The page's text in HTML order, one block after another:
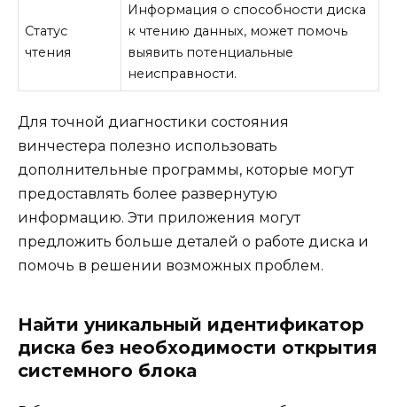
Статус
чтения
Информация о способности диска
к чтению данных, может помочь
выявить потенциальные
неисправности.
Для точной диагностики состояния
винчестера полезно использовать
дополнительные программы, которые могут
предоставлять более развернутую
информацию. Эти приложения могут
предложить больше деталей о работе диска и
помочь в решении возможных проблем.
Найти уникальный идентификатор
диска без необходимости открытия
системного блока